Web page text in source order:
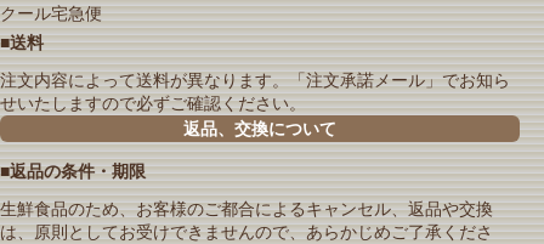
クール宅急便
■送料
注文内容によって送料が異なります。「注文承諾メール」でお知ら
せいたしますので必ずご確認ください。
返品、交換について
■返品の条件・期限
生鮮食品のため、お客様のご都合によるキャンセル、返品や交換
は、原則としてお受けできませんので、あらかじめご了承くださ